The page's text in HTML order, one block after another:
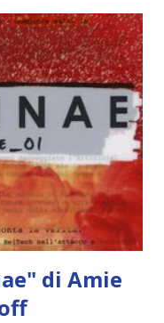
(ita), 2016 (eng)
imperi, Mia
la sua prima
bambina cresciuta tra
che ha fatto il
di
esili, e Mia è
Deve
di Amie